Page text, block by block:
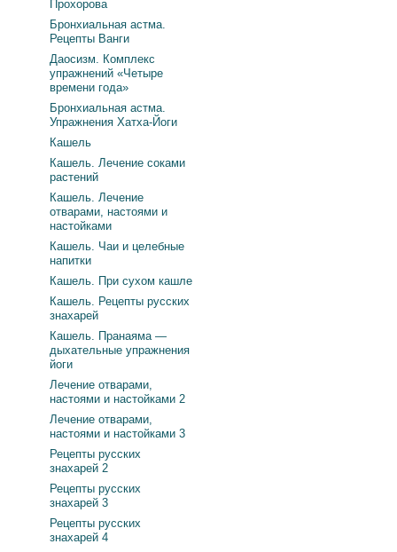
Прохорова
Бронхиальная астма.
Рецепты Ванги
Даосизм. Комплекс
упражнений «Четыре
времени года»
Бронхиальная астма.
Упражнения Хатха-Йоги
Кашель
Кашель. Лечение соками
растений
Кашель. Лечение
отварами, настоями и
настойками
Кашель. Чаи и целебные
напитки
Кашель. При сухом кашле
Кашель. Рецепты русских
знахарей
Кашель. Пранаяма —
дыхательные упражнения
йоги
Лечение отварами,
настоями и настойками 2
Лечение отварами,
настоями и настойками 3
Рецепты русских
знахарей 2
Рецепты русских
знахарей 3
Рецепты русских
знахарей 4